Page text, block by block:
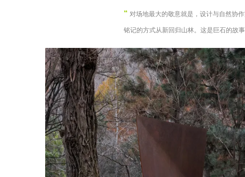
“ 对场地最大的敬意就是，设计与自然协
铭记的方式从新回归山林。这是巨石的故